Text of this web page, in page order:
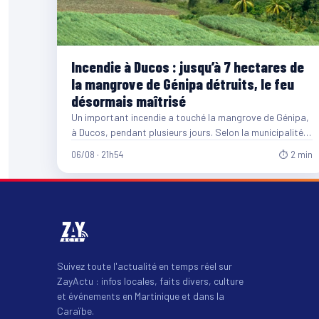
Incendie à Ducos : jusqu’à 7 hectares de
la mangrove de Génipa détruits, le feu
désormais maîtrisé
Un important incendie a touché la mangrove de Génipa,
à Ducos, pendant plusieurs jours. Selon la municipalité,
06/08 · 21h54 ⏱ 2 min
Suivez toute l'actualité en temps réel sur
ZayActu : infos locales, faits divers, culture
et événements en Martinique et dans la
Caraïbe.